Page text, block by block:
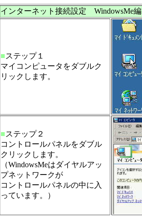
インターネット接続設定 WindowsMe編
■ステップ１
マイコンピュータをダブルク
リックします。
■ステップ２
コントロールパネルをダブル
クリックします。
（WindowsMeはダイヤルアッ
プネットワークが
コントロールパネルの中に入
っています。）